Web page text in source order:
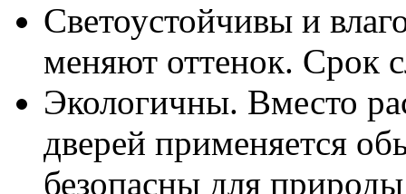
Светоустойчивы и
меняют оттенок. Срок
Экологичны. Вместо
дверей применяется
безопасны для